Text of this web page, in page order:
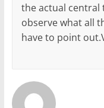
the actual central
observe what all
have to point